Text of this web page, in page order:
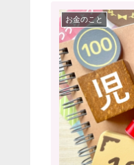
お金のこと